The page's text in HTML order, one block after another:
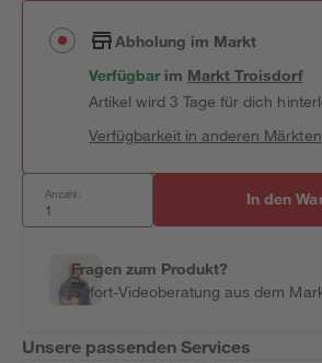
Abholung im Markt
Verfügbar im MarktTroisdorf
Artikel wird 3 Tage für dich
Verfügbarkeit in anderen Märkten
Anzahl: In den
Fragen zum Produkt?
Sofort-Videoberatung aus dem
Unsere passenden Services